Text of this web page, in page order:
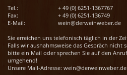
Tel.:
+ 49 (0) 6251-1367767
Fax:
+ 49 (0) 6251-136749
E-Mail:
wein@derweinweber.de
Sie erreichen uns telefonisch täglich in der
Falls wir ausnahmsweise das Gespräch nicht
bitte ein Mail oder sprechen Sie auf den
umgehend!
Unsere Mail-Adresse: wein@derweinweber.de